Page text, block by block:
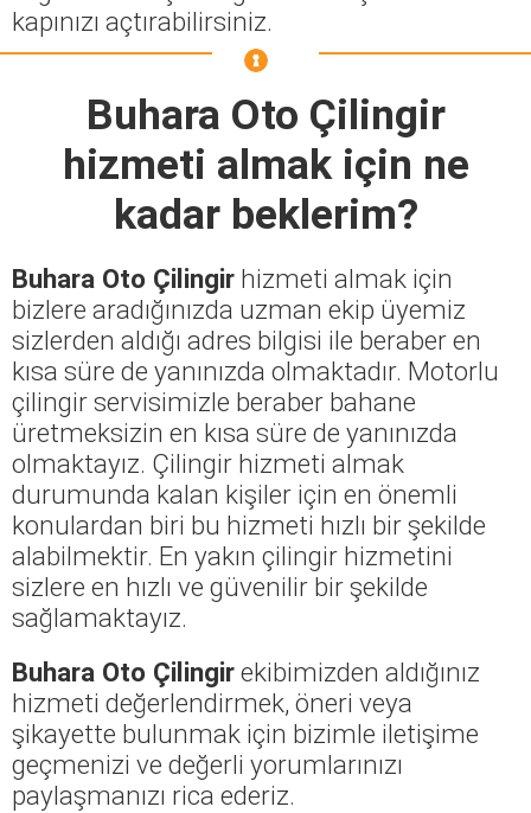
kapınızı açtırabilirsiniz.
Buhara Oto Çilingir
hizmeti almak için ne
kadar beklerim?
Buhara Oto Çilingir hizmeti almak için
bizlere aradığınızda uzman ekip üyemiz
sizlerden aldığı adres bilgisi ile beraber en
kısa süre de yanınızda olmaktadır. Motorlu
çilingir servisimizle beraber bahane
üretmeksizin en kısa süre de yanınızda
olmaktayız. Çilingir hizmeti almak
durumunda kalan kişiler için en önemli
konulardan biri bu hizmeti hızlı bir şekilde
alabilmektir. En yakın çilingir hizmetini
sizlere en hızlı ve güvenilir bir şekilde
sağlamaktayız.
Buhara Oto Çilingirekibimizden aldığınız
hizmeti değerlendirmek, öneri veya
şikayette bulunmak için bizimle iletişime
geçmenizi ve değerli yorumlarınızı
paylaşmanızı rica ederiz.